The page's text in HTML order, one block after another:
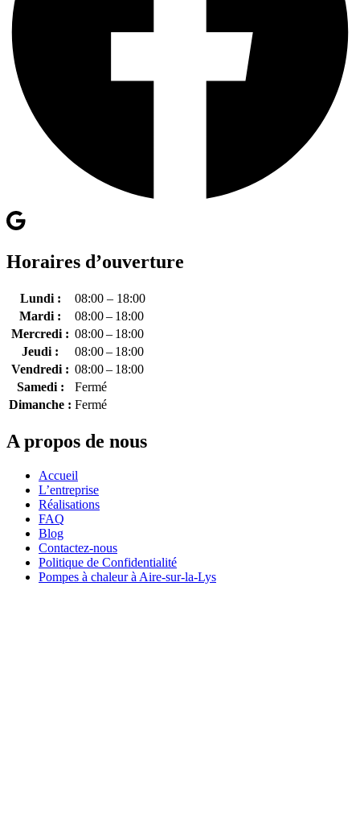
Horaires d’ouverture
Lundi :
08:00 – 18:00
Mardi :
08:00 – 18:00
Mercredi : 08:00 – 18:00
Jeudi :
08:00 – 18:00
Vendredi : 08:00 – 18:00
Samedi :
Fermé
Dimanche : Fermé
A propos de nous
Accueil
L’entreprise
Réalisations
FAQ
Blog
Contactez-nous
Politique de Confidentialité
Pompes à chaleur à Aire-sur-la-Lys